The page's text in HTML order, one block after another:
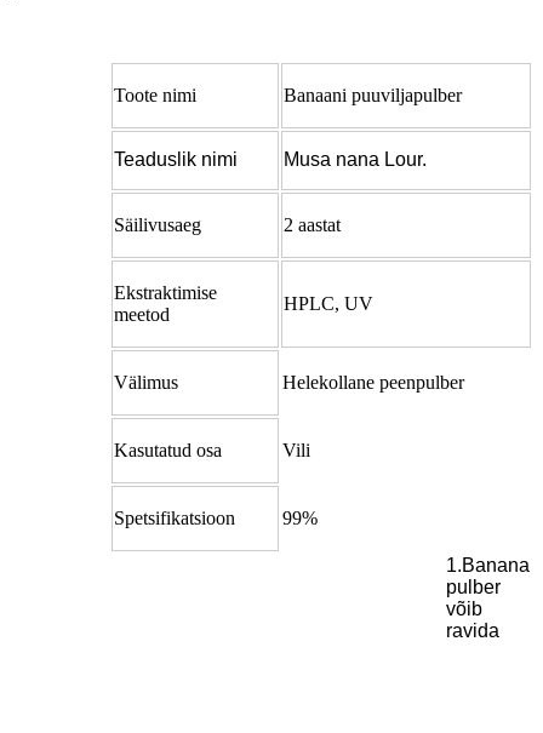
Toote nimi Banaani puuviljapulber
Teaduslik nimi Musa nana Lour.
Säilivusaeg 2 aastat
Ekstraktimise
meetod
HPLC, UV
Välimus Helekollane peenpulber
Kasutatud osa Vili
Spetsifikatsioon 99%
1.Banana
pulber
võib
ravida